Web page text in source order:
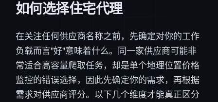
如何选择住宅代理
在关注任何供应商名称之前，先确定对你的工作
负载而言"好"意味着什么。同一家供应商可能非
常适合高容量爬取任务，却是单个地理位置价格
监控的错误选择，因此先确定你的需求，再根据
需求对供应商评分。以下几个维度才能真正区分